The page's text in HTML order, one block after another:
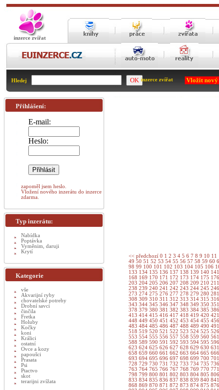
inzerce zvířat
Hledej inzerce zvířat Vložit
<< předchozí 0 1 2 3 4 5 6 7 8 9 10 11
49 50 51 52 53 54 55 56 57 58 59 60
98 99 100 101 102 103 104 105 106
133 134 135 136 137 138 139 140
168 169 170 171 172 173 174 175
203 204 205 206 207 208 209 210
238 239 240 241 242 243 244 245
273 274 275 276 277 278 279 280
308 309 310 311 312 313 314 315
343 344 345 346 347 348 349 350
378 379 380 381 382 383 384 385
413 414 415 416 417 418 419 420
448 449 450 451 452 453 454 455
483 484 485 486 487 488 489 490
518 519 520 521 522 523 524 525
553 554 555 556 557 558 559 560
588 589 590 591 592 593 594 595
623 624 625 626 627 628 629 630
658 659 660 661 662 663 664 665
693 694 695 696 697 698 699 700
728 729 730 731 732 733 734 735
763 764 765 766 767 768 769 770
798 799 800 801 802 803 804 805
833 834 835 836 837 838 839 840
868 869 870 871 872 873 874 875
Přihlášení:
E-mail:
Heslo:
zapoměl jsem heslo.
Vložení nového inzerátu do inzerce
zdarma.
Typ inzerátu:
Nabídka
Poptávka
Vyměnim, daruji
Krytí
Kategorie
vše
Akvarijní ryby
chovatelské potreby
Drobní savci
činčila
Fretka
Holuby
Kočky
koni
Králici
ostatní
Ovce a kozy
papoušci
Prasata
Psi
Ptactvo
skot
terarijni zvížata